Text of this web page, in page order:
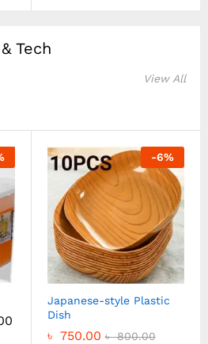
Tech
View All
-6%
Japanese-style Plastic
Dish
৳ 750.00 ৳800.00